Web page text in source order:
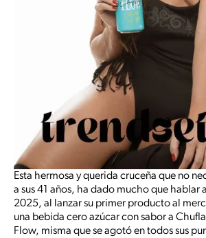
Esta hermosa y querida cruceña que no
a sus 41 años, ha dado mucho que hablar
2025, al lanzar su primer producto al
una bebida cero azúcar con sabor a
Flow, misma que se agotó en todos sus